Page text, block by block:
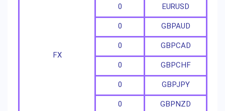
FX
EURUSD
0
GBPAUD
0
GBPCAD
0
GBPCHF
0
GBPJPY
0
GBPNZD
0